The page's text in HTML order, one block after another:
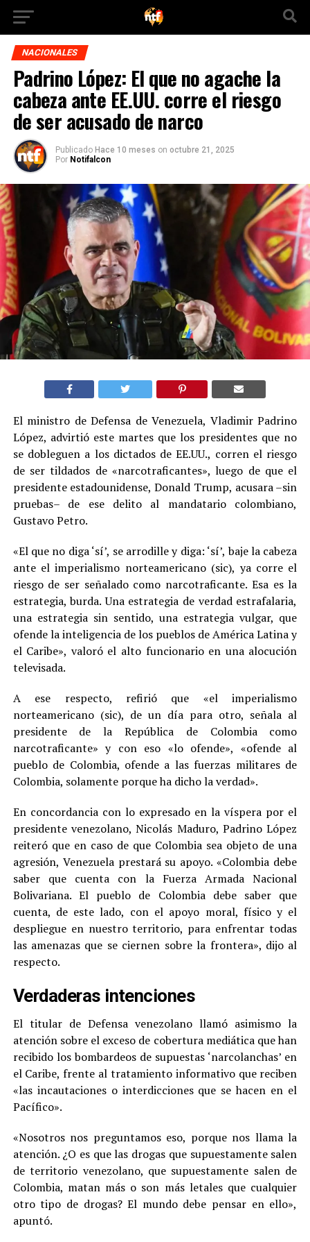
NACIONALES
Padrino López: El que no agache la
cabeza ante EE.UU. corre el riesgo
de ser acusado de narco
Publicado Hace 10 meses on octubre 21, 2025
Por Notifalcon
El ministro de Defensa de Venezuela, Vladimir Padrino
López, advirtió este martes que los presidentes que no
se dobleguen a los dictados de EE.UU., corren el riesgo
de ser tildados de «narcotraficantes», luego de que el
presidente estadounidense, Donald Trump, acusara –sin
pruebas– de ese delito al mandatario colombiano,
Gustavo Petro.
«El que no diga ‘sí’, se arrodille y diga: ‘sí’, baje la cabeza
ante el imperialismo norteamericano (sic), ya corre el
riesgo de ser señalado como narcotraficante. Esa es la
estrategia, burda. Una estrategia de verdad estrafalaria,
una estrategia sin sentido, una estrategia vulgar, que
ofende la inteligencia de los pueblos de América Latina y
el Caribe», valoró el alto funcionario en una alocución
televisada.
A ese respecto, refirió que «el imperialismo
norteamericano (sic), de un día para otro, señala al
presidente de la República de Colombia como
narcotraficante» y con eso «lo ofende», «ofende al
pueblo de Colombia, ofende a las fuerzas militares de
Colombia, solamente porque ha dicho la verdad».
En concordancia con lo expresado en la víspera por el
presidente venezolano, Nicolás Maduro, Padrino López
reiteró que en caso de que Colombia sea objeto de una
agresión, Venezuela prestará su apoyo. «Colombia debe
saber que cuenta con la Fuerza Armada Nacional
Bolivariana. El pueblo de Colombia debe saber que
cuenta, de este lado, con el apoyo moral, físico y el
despliegue en nuestro territorio, para enfrentar todas
las amenazas que se ciernen sobre la frontera», dijo al
respecto.
Verdaderas intenciones
El titular de Defensa venezolano llamó asimismo la
atención sobre el exceso de cobertura mediática que han
recibido los bombardeos de supuestas ‘narcolanchas’ en
el Caribe, frente al tratamiento informativo que reciben
«las incautaciones o interdicciones que se hacen en el
Pacífico».
«Nosotros nos preguntamos eso, porque nos llama la
atención. ¿O es que las drogas que supuestamente salen
de territorio venezolano, que supuestamente salen de
Colombia, matan más o son más letales que cualquier
otro tipo de drogas? El mundo debe pensar en ello»,
apuntó.